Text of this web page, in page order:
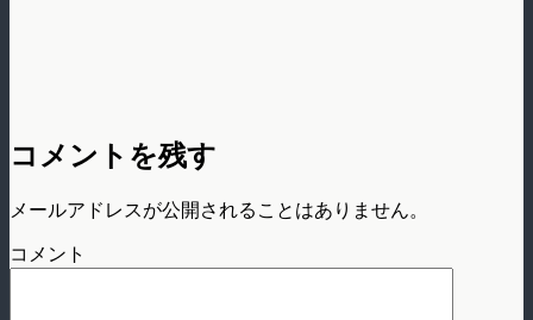
コメントを残す
メールアドレスが公開されることはありません。
コメント